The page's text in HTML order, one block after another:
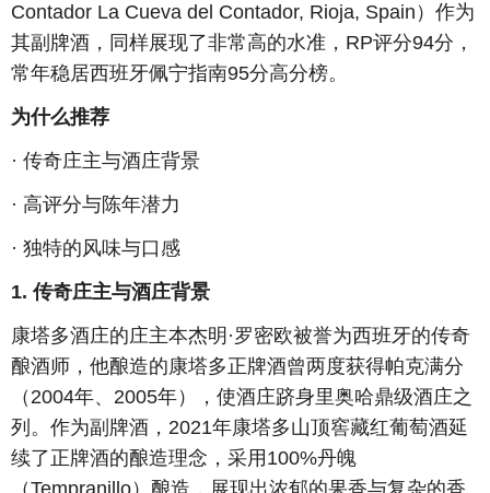
Contador La Cueva del Contador, Rioja, Spain）作为
其副牌酒，同样展现了非常高的水准，RP评分94分，
常年稳居西班牙佩宁指南95分高分榜。
为什么推荐
· 传奇庄主与酒庄背景
· 高评分与陈年潜力
· 独特的风味与口感
1. 传奇庄主与酒庄背景
康塔多酒庄的庄主本杰明·罗密欧被誉为西班牙的传奇
酿酒师，他酿造的康塔多正牌酒曾两度获得帕克满分
（2004年、2005年），使酒庄跻身里奥哈鼎级酒庄之
列。作为副牌酒，2021年康塔多山顶窖藏红葡萄酒延
续了正牌酒的酿造理念，采用100%丹魄
（Tempranillo）酿造，展现出浓郁的果香与复杂的香